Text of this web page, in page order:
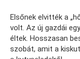
Elsőnek elvitték a
volt. Az új gazdái
éltek. Hosszasan
szobát, amit a